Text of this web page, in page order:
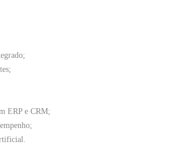
ERP e CRM;